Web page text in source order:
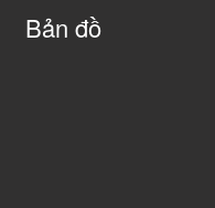
Bản đồ